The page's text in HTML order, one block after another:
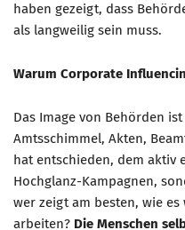
KONTAKT
haben gezeigt, dass
als langweilig sein muss.
Warum Corporate
Das Image von Behörden
Amtsschimmel, Akten,
hat entschieden, dem aktiv
Hochglanz-Kampagnen,
wer zeigt am besten, wie
arbeiten? Die Menschen